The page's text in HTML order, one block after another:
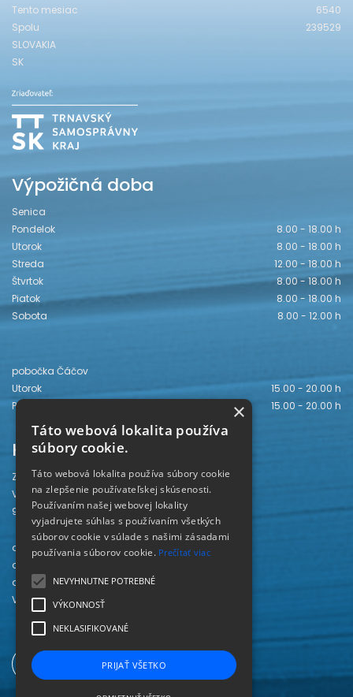
Tento mesiac
6540
Spolu
239529
SLOVAKIA
SK
Výpožičná doba
Senica
Pondelok
8.00 - 18.00 h
Utorok
8.00 - 18.00 h
Streda
12.00 - 18.00 h
Štvrtok
8.00 - 18.00 h
Piatok
8.00 - 18.00 h
Sobota
8.00 - 12.00 h
pobočka Čáčov
Utorok
15.00 - 20.00 h
Piatok
15.00 - 20.00 h
Kontakt
Záhorská knižnica
Vajanského 28
905 01 Senica
odd. beletrie 034/654 3780
odd. odbornej literatúry 034/651 2710
odd. pre deti a mládež 034/654 6519
Viac kontaktov nájdete
×
Táto webová lokalita používa
súbory cookie.
Táto webová lokalita používa súbory cookie
na zlepšenie používateľskej skúsenosti.
Používaním našej webovej lokality
vyjadrujete súhlas s používaním všetkých
súborov cookie v súlade s našimi zásadami
používania súborov cookie. Prečítať viac
NEVYHNUTNE POTREBNÉ
VÝKONNOSŤ
NEKLASIFIKOVANÉ
PRIJAŤ VŠETKO